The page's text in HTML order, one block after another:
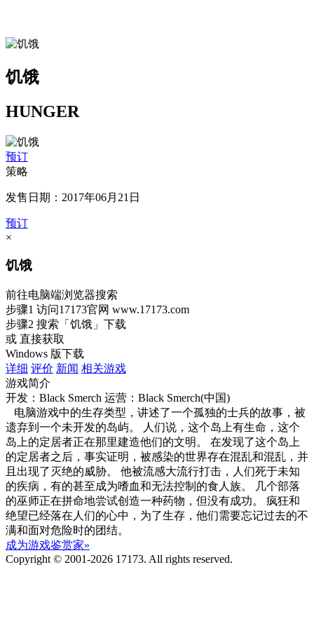
饥饿
HUNGER
预订
策略
发售日期：2017年06月21日
预订
×
饥饿
前往电脑端浏览器搜索
步骤1 访问17173官网 www.17173.com
步骤2 搜索 「饥饿」 下载
或 直接获取
Windows 版下载
详细 评价 新闻 相关游戏
游戏简介
开发：Black Smerch 运营：Black Smerch(中国)
电脑游戏中的生存类型，讲述了一个孤独的士兵的故事，被
遗弃到一个未开发的岛屿。 人们说，这个岛上有生命，这个
岛上的定居者正在那里建造他们的文明。 在发现了这个岛上
的定居者之后，事实证明，被感染的世界存在混乱和混乱，并
且出现了灭绝的威胁。 他被流感大流行打击，人们死于未知
的疾病，有的甚至成为嗜血和无法控制的食人族。 几个部落
的巫师正在拼命地尝试创造一种药物，但没有成功。 疯狂和
绝望已经落在人们的心中，为了生存，他们需要忘记过去的不
满和面对危险时的团结。
成为游戏鉴赏家»
Copyright © 2001-2026 17173. All rights reserved.